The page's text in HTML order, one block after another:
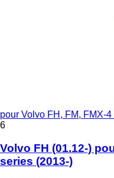
pour Volvo FH, FM, FMX-
6
Volvo FH (01.12-)
series (2013-)